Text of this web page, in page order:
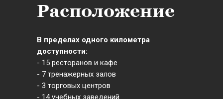
Расположение
В пределах одного километра
доступности:
- 15 ресторанов и кафе
- 7 тренажерных залов
- 3 торговых центров
- 14 учебных заведений